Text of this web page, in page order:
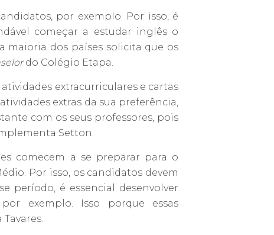
por exemplo. Por isso, é
começar a estudar inglês o
maioria dos países solicita que os
do Colégio Etapa.
extracurriculares e cartas
extras da sua preferência,
com os seus professores, pois
Setton.
comecem a se preparar para o
Por isso, os candidatos devem
período, é essencial desenvolver
exemplo. Isso porque essas
Tavares.